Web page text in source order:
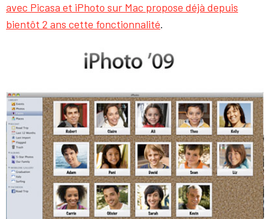
avec Picasa et iPhoto sur Mac propose déjà depuis
bientôt 2 ans cette fonctionnalité.